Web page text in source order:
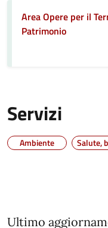
Area Opere per il
Patrimonio
Servizi
Ambiente Salute,
Ultimo